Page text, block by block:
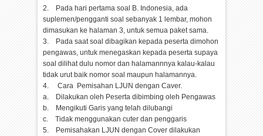
2. Pada hari pertama soal B. Indonesia, ada
suplemen/pengganti soal sebanyak 1 lembar, mohon
dimasukan ke halaman 3, untuk semua paket sama.
3. Pada saat soal dibagikan kepada peserta dimohon
pengawas, untuk menegaskan kepada peserta supaya
soal dilihat dulu nomor dan halamannnya kalau-kalau
tidak urut baik nomor soal maupun halamannya.
4. Cara Pemisahan LJUN dengan Caver.
a. Dilakukan oleh Peserta dibimbing oleh Pengawas
b. Mengikuti Garis yang telah dilubangi
c. Tidak menggunakan cuter dan penggaris
5. Pemisahakan LJUN dengan Cover dilakukan